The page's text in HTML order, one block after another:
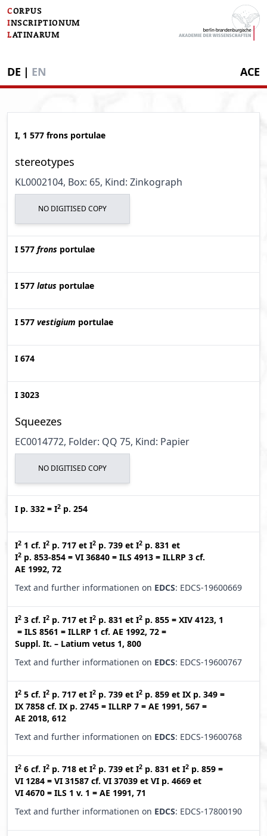
CORPUS
INSCRIPTIONUM
LATINARUM
DE | EN ACE
I, 1 577 frons portulae
stereotypes
KL0002104, Box: 65, Kind: Zinkograph
NO DIGITISED COPY
I 577 frons portulae
I 577 latus portulae
I 577 vestigium portulae
I 674
I 3023
Squeezes
EC0014772, Folder: QQ 75, Kind: Papier
NO DIGITISED COPY
I p. 332 = I2 p. 254
I2 1 cf. I2 p. 717 et I2 p. 739 et I2 p. 831 et
I2 p. 853-854 = VI 36840 = ILS 4913 = ILLRP 3 cf.
AE 1992, 72
Text and further informationen on EDCS: EDCS-19600669
I2 3 cf. I2 p. 717 et I2 p. 831 et I2 p. 855 = XIV 4123, 1
= ILS 8561 = ILLRP 1 cf. AE 1992, 72 =
Suppl. It. – Latium vetus 1, 800
Text and further informationen on EDCS: EDCS-19600767
I2 5 cf. I2 p. 717 et I2 p. 739 et I2 p. 859 et IX p. 349 =
IX 7858 cf. IX p. 2745 = ILLRP 7 = AE 1991, 567 =
AE 2018, 612
Text and further informationen on EDCS: EDCS-19600768
I2 6 cf. I2 p. 718 et I2 p. 739 et I2 p. 831 et I2 p. 859 =
VI 1284 = VI 31587 cf. VI 37039 et VI p. 4669 et
VI 4670 = ILS 1 v. 1 = AE 1991, 71
Text and further informationen on EDCS: EDCS-17800190